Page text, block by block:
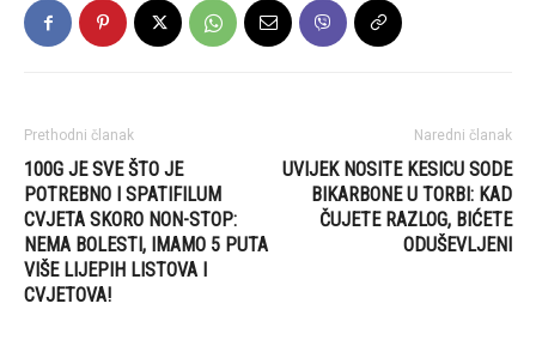
Prethodni članak
100G JE SVE ŠTO JE
POTREBNO I SPATIFILUM
CVJETA SKORO NON-STOP:
NEMA BOLESTI, IMAMO 5 PUTA
VIŠE LIJEPIH LISTOVA I
CVJETOVA!
Naredni članak
UVIJEK NOSITE KESICU SODE
BIKARBONE U TORBI: KAD
ČUJETE RAZLOG, BIĆETE
ODUŠEVLJENI